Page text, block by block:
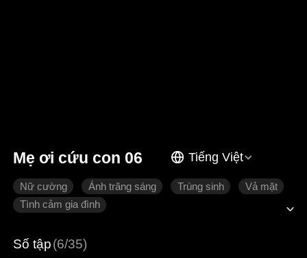
Mẹ ơi cứu con 06 Tiếng Việt
Nữ cường Ánh trăng sáng Trùng sinh
Vả mặt
Tình cảm gia đình
Số tập(6/35)